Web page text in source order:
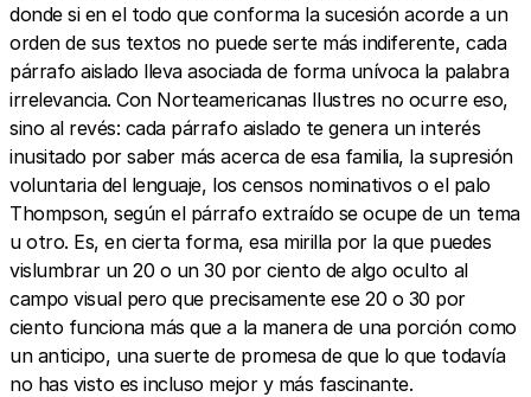
donde si en el todo que conforma la sucesión acorde a un
orden de sus textos no puede serte más indiferente, cada
párrafo aislado lleva asociada de forma unívoca la palabra
irrelevancia. Con Norteamericanas Ilustres no ocurre eso,
sino al revés: cada párrafo aislado te genera un interés
inusitado por saber más acerca de esa familia, la supresión
voluntaria del lenguaje, los censos nominativos o el palo
Thompson, según el párrafo extraído se ocupe de un tema
u otro. Es, en cierta forma, esa mirilla por la que puedes
vislumbrar un 20 o un 30 por ciento de algo oculto al
campo visual pero que precisamente ese 20 o 30 por
ciento funciona más que a la manera de una porción como
un anticipo, una suerte de promesa de que lo que todavía
no has visto es incluso mejor y más fascinante.